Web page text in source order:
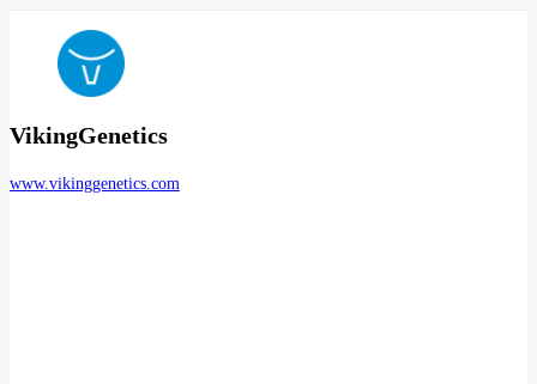
VikingGenetics
www.vikinggenetics.com